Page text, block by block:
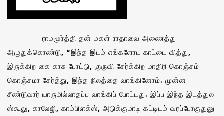
ராமமூர்த்தி தன் மகள் ராதாவை அணைத்து
அழுதுக்கொண்டு, “இந்த இடம் எங்களோட காட்டை வித்து,
இருக்கிற கை காசு போட்டு, குருவி சேர்க்கிற மாதிரி கொஞ்சம்
கொஞ்சமா சேர்த்து, இந்த நிலத்தை வாங்கினோம். முன்ன
சீண்டுவார் யாருமில்லாதப்ப வாங்கிப் போட்டது. இப்ப இந்த இடத்துல
ஸ்கூலு, காலேஜி, காம்பிளக்ஸ், அடுக்குமாடி கட்டிடம் வரப்போகுதுனு